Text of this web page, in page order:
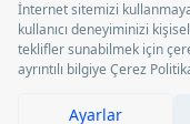
STJ İnsan
Bürosu Olarak
faaliyette
18/04/2025 tarih
belge ile faaliyet